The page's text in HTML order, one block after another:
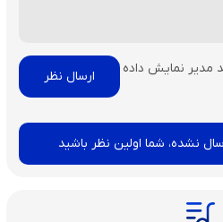
مدیر نمایش داده
نشده، شما اولین نظر باشید